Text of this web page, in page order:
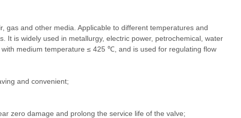
gas and other media. Applicable to different temperatures and
It is widely used in metallurgy, electric power, petrochemical, water
medium temperature ≤ 425 ℃, and is used for regulating flow
and convenient;
zero damage and prolong the service life of the valve;